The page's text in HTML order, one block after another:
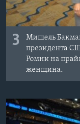
3
Мишель
президента
Ромни на
женщина.